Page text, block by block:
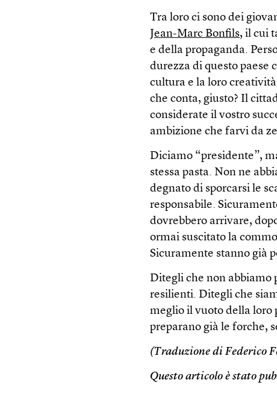
Tra loro ci sono dei
Jean-Marc Bonfils, il cui
e della propaganda.
durezza di questo paese
cultura e la loro
che conta, giusto? Il
considerate il vostro
ambizione che farvi da
Diciamo “presidente”,
stessa pasta. Non ne
degnato di sporcarsi le
responsabile.
dovrebbero arrivare,
ormai suscitato la
Sicuramente stanno già
Ditegli che non abbiamo
resilienti. Ditegli che
meglio il vuoto della loro
preparano già le forche,
(Traduzione di Federico
Questo articolo è stato